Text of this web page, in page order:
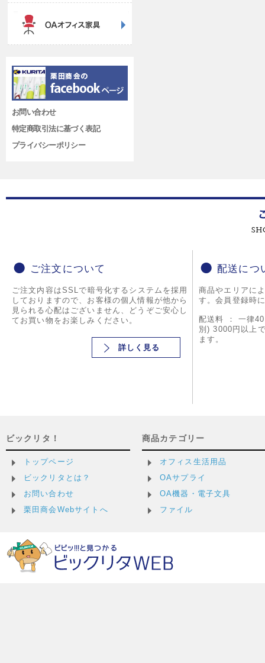
お問い合わせ
特定商取引法に基づく表記
プライバシーポリシー
ご注文について
ご注文内容はSSLで暗号化するシステムを採用
しておりますので、お客様の個人情報が他から
見られる心配はございません、どうぞご安心し
てお買い物をお楽しみください。
詳しく見る
配送につ
商品やエリアに
す。会員登録時
配送料 ： 一律
別) 3000円以上
ます。
ビックリタ！
トップページ
ビックリタとは？
お問い合わせ
栗田商会Webサイトへ
商品カテゴリー
オフィス生活用品
OAサプライ
OA機器・電子文具
ファイル